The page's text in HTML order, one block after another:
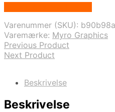
Varenummer (SKU):
Varemærke: Myro Graphics
Previous Product
Next Product
Beskrivelse
Beskrivelse